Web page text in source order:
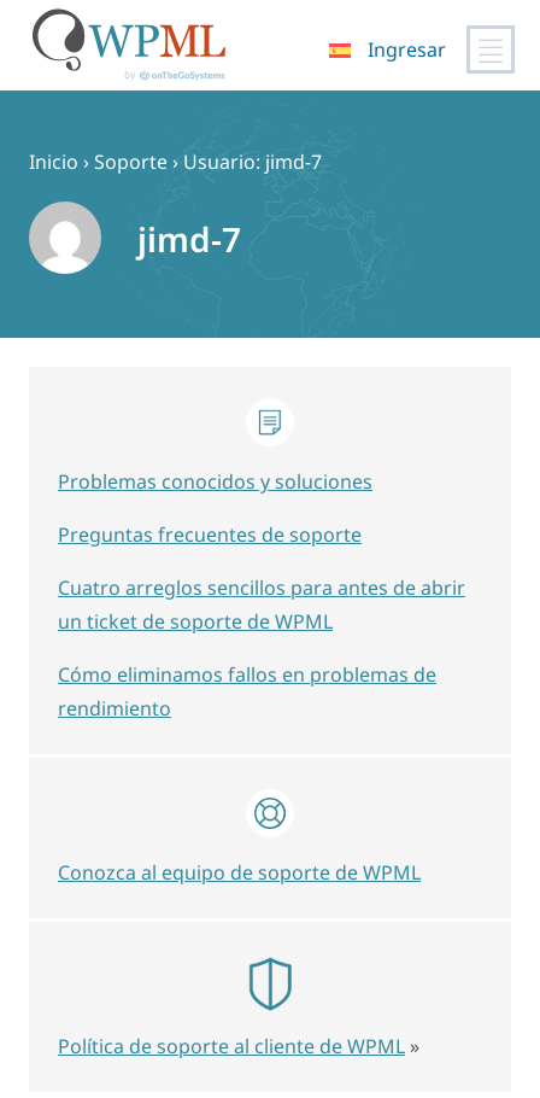
contenido
Ingresar
Inicio ›Soporte› Usuario: jimd-7
jimd-7
Problemas conocidos y soluciones
Preguntas frecuentes de soporte
Cuatro arreglos sencillos para antes de abrir
un ticket de soporte de WPML
Cómo eliminamos fallos en problemas de
rendimiento
Conozca al equipo de soporte de WPML
Política de soporte al cliente de WPML »